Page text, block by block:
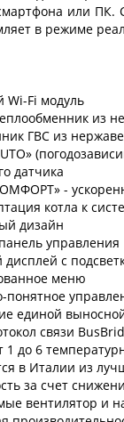
или ПК.
в режиме
Wi-Fi модуль
из
ГВС из
датчика
-
котла к
дизайн
управления
с
меню
понятное
единой
связи
1 до 6
в Италии из
за счет
вентилятор и